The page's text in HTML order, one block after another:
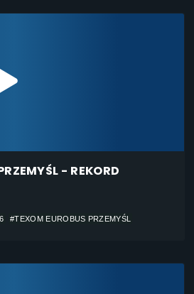
- REKORD
#TEXOM EUROBUS PRZEMYŚL